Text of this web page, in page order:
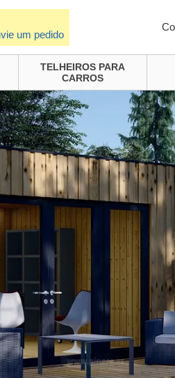
um pedido
TELHEIROS PARA
CARROS